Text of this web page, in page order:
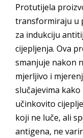
Protutijela
transformiraju u
za indukciju
cijepljenja. Ova
smanjuje nakon
mjerljivo i
slučajevima
učinkovito
koji ne luče, ali
antigena, ne